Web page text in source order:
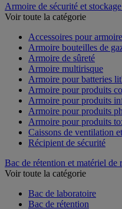
Armoire de sécurité et
Voir toute la catégorie
Accessoires pour
Armoire bouteilles de
Armoire de sûreté
Armoire multirisque
Armoire pour batteries
Armoire pour produits
Armoire pour produits
Armoire pour produits
Armoire pour produits
Caissons de ventilation
Récipient de sécurité
Bac de rétention et matériel de
Voir toute la catégorie
Bac de laboratoire
Bac de rétention